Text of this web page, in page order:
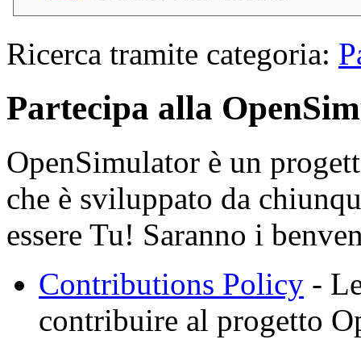
Ricerca tramite categoria:
Partecipa alla
OpenSimulator è un
che è sviluppato da
essere Tu! Saranno i
Contributions Policy -
contribuire al progetto